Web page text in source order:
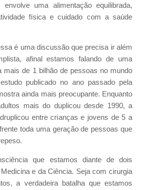
uma alimentação equilibrada,
física e cuidado com a saúde
é uma discussão que precisa ir além
afinal estamos falando de uma
mais de 1 bilhão de pessoas no mundo
publicado no ano passado pela
ainda mais preocupante. Enquanto
mais do duplicou desde 1990, a
entre crianças e jovens de 5 a
toda uma geração de pessoas que
que estamos diante de dois
e da Ciência. Seja com cirurgia
a verdadeira batalha que estamos